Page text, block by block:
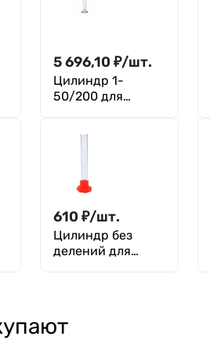
5 696,10 ₽/шт.
Цилиндр 1-
50/200 для
610 ₽/шт.
Цилиндр без
делений для
ТУ 4320-012-